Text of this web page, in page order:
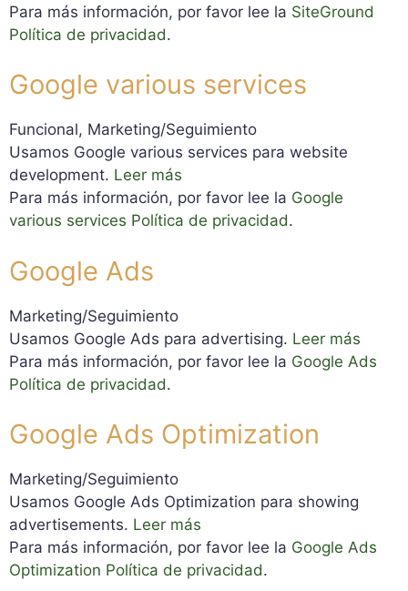
Para más información, por favor lee la SiteGround
Política de privacidad.
Google various services
Funcional, Marketing/Seguimiento
Usamos Google various services para website
development. Leer más
Para más información, por favor lee la Google
various services Política de privacidad.
Google Ads
Marketing/Seguimiento
Usamos Google Ads para advertising. Leer más
Para más información, por favor lee la Google Ads
Política de privacidad.
Google Ads Optimization
Marketing/Seguimiento
Usamos Google Ads Optimization para showing
advertisements. Leer más
Para más información, por favor lee la Google Ads
Optimization Política de privacidad.